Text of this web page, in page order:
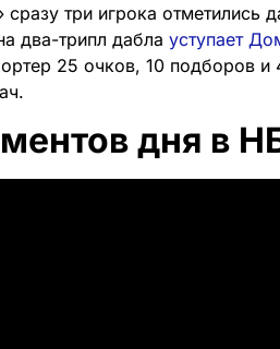
сразу три игрока
два-трипл даблауступает
25 очков, 10 подборов
дня в